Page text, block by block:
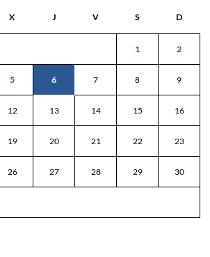
X J V S D
1 2
5 6 7 8 9
12 13 14 15 16
19 20 21 22 23
26 27 28 29 30